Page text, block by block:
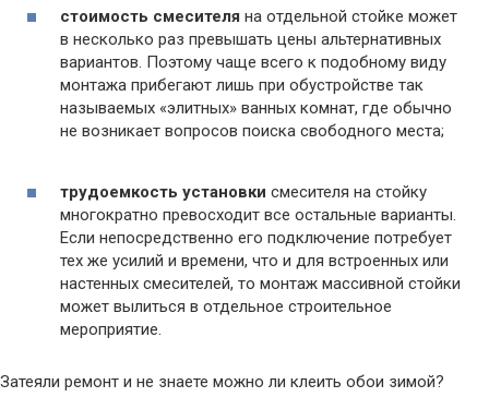
стоимость смесителя на отдельной стойке может
в несколько раз превышать цены альтернативных
вариантов. Поэтому чаще всего к подобному виду
монтажа прибегают лишь при обустройстве так
называемых «элитных» ванных комнат, где обычно
не возникает вопросов поиска свободного места;
трудоемкость установки смесителя на стойку
многократно превосходит все остальные варианты.
Если непосредственно его подключение потребует
тех же усилий и времени, что и для встроенных или
настенных смесителей, то монтаж массивной стойки
может вылиться в отдельное строительное
мероприятие.
Затеяли ремонт и не знаете можно ли клеить обои зимой?